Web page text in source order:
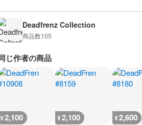
Deadfrenz Collection
商品数105
じ作者の商品
¥2,100 ¥2,100 ¥2,600